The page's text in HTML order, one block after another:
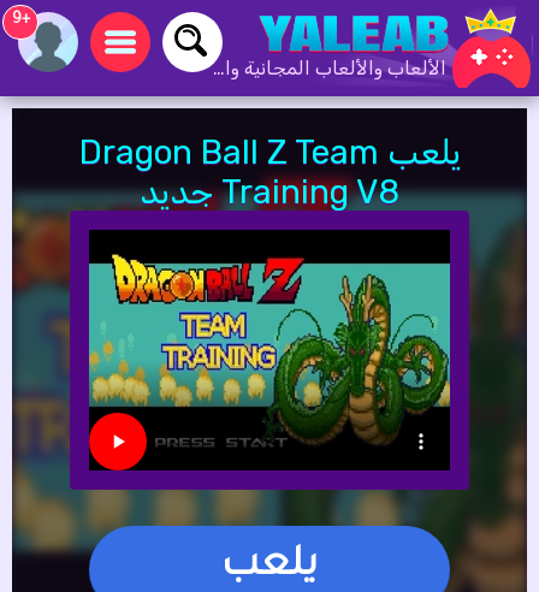
الألعاب والألعاب المجانية والألعاب عبر الإنترنت
+9
يلعب Dragon Ball Z Team
Training V8 جديد
يلعب